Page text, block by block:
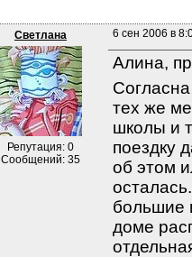
Светлана
Репутация: 0
Сообщений: 35
6 сен 2006 в
Алина,
тех же
школы и
поездку
об этом
большие
доме